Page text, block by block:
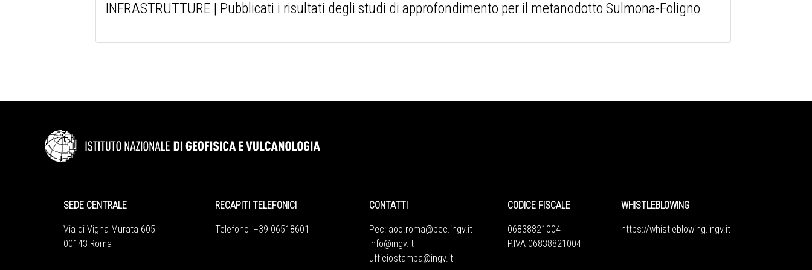
INFRASTRUTTURE | Pubblicati i risultati degli studi di approfondimento per il metanodotto Sulmona-Foligno
SEDE CENTRALE
Via di Vigna Murata 605
00143 Roma
RECAPITI TELEFONICI
Telefono +39 06518601
CONTATTI
Pec: aoo.roma@pec.ingv.it
info@ingv.it
ufficiostampa@ingv.it
CODICE FISCALE
06838821004
P.IVA 06838821004
WHISTLEBLOWING
https://whistleblowing.ingv. it